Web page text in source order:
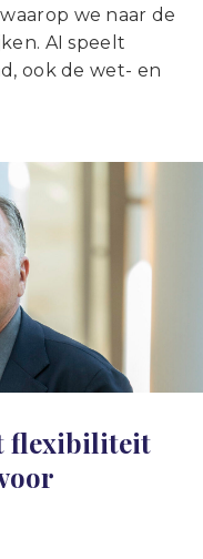
we naar de
AI speelt
ook de wet- en
flexibiliteit